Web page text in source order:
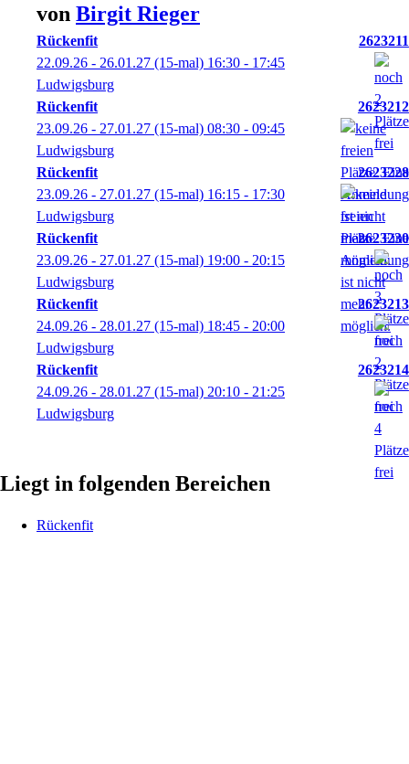
von Birgit Rieger
Rückenfit
2623211
22.09.26 - 26.01.27 (15-mal) 16:30 - 17:45
Ludwigsburg
Rückenfit
2623212
23.09.26 - 27.01.27 (15-mal) 08:30 - 09:45
Ludwigsburg
Rückenfit
2623228
23.09.26 - 27.01.27 (15-mal) 16:15 - 17:30
Ludwigsburg
Rückenfit
2623230
23.09.26 - 27.01.27 (15-mal) 19:00 - 20:15
Ludwigsburg
Rückenfit
2623213
24.09.26 - 28.01.27 (15-mal) 18:45 - 20:00
Ludwigsburg
Rückenfit
2623214
24.09.26 - 28.01.27 (15-mal) 20:10 - 21:25
Ludwigsburg
Liegt in folgenden Bereichen
Rückenfit